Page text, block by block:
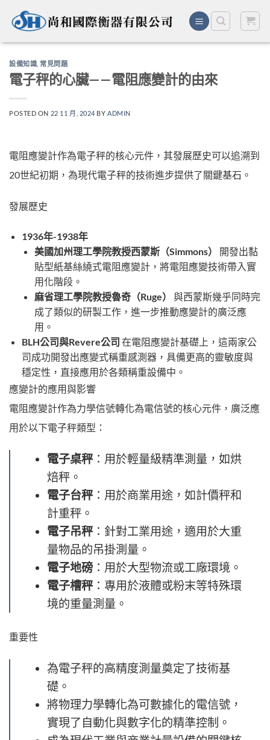
設備知識 常見問題
電子秤的心臟——電阻應變計的由來
POSTED ON 22 11 月, 2024 BY ADMIN
電阻應變計作為電子秤的核心元件，其發展歷史可以追溯到
20世紀初期，為現代電子秤的技術進步提供了關鍵基石。
發展歷史
1936年-1938年
美國加州理工學院教授西蒙斯（Simmons）
開發出黏
貼型紙基絲繞式電阻應變計，將電阻應變技術帶入實
用化階段。
麻省理工學院教授魯奇（Ruge）
與西蒙斯幾乎同時完
成了類似的研製工作，進一步推動應變計的廣泛應
用。
BLH公司與Revere公司 在電阻應變計基礎上，這兩家公
司成功開發出應變式稱重感測器，具備更高的靈敏度與
穩定性，直接應用於各類稱重設備中。
應變計的應用與影響
電阻應變計作為力學信號轉化為電信號的核心元件，廣泛應
用於以下電子秤類型：
電子桌秤：用於輕量級精準測量，如烘
焙秤。
電子台秤：用於商業用途，如計價秤和
計重秤。
電子吊秤：針對工業用途，適用於大重
量物品的吊掛測量。
電子地磅：用於大型物流或工廠環境。
電子槽秤：專用於液體或粉末等特殊環
境的重量測量。
重要性
為電子秤的高精度測量奠定了技術基
礎。
將物理力學轉化為可數據化的電信號，
實現了自動化與數字化的精準控制。